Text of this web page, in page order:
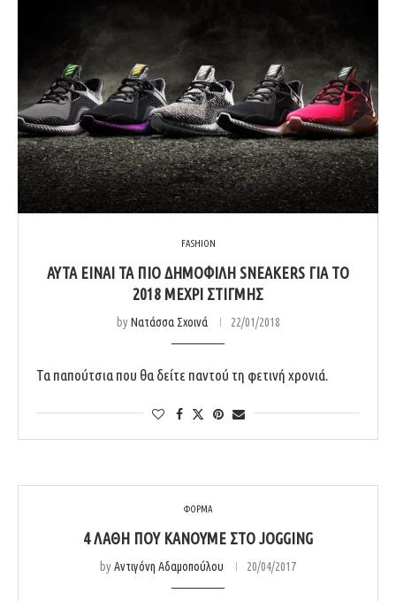
FASHION
ΑΥΤΆ ΕΊΝΑΙ ΤΑ ΠΙΟ ΔΗΜΟΦΙΛΉ SNEAKERS ΓΙΑ ΤΟ
2018 ΜΈΧΡΙ ΣΤΙΓΜΉΣ
byΝατάσσα Σχοινά 22/01/2018
Τα παπούτσια που θα δείτε παντού τη φετινή χρονιά.
ΦΟΡΜΑ
4 ΛΆΘΗ ΠΟΥ ΚΆΝΟΥΜΕ ΣΤΟ JOGGING
byΑντιγόνη Αδαμοπούλου 20/04/2017